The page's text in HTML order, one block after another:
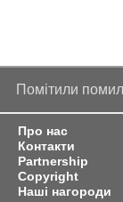
Помітили
Про нас
Контакти
Partnership
Copyright
Наші нагороди